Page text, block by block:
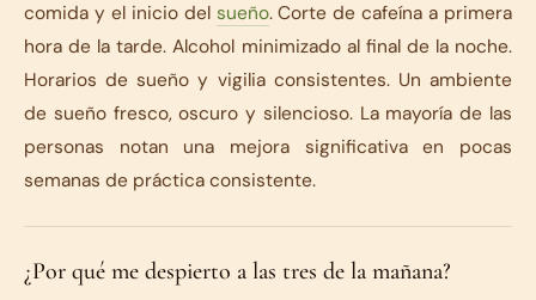
comida y el inicio del sueño. Corte de cafeína a primera
hora de la tarde. Alcohol minimizado al final de la noche.
Horarios de sueño y vigilia consistentes. Un ambiente
de sueño fresco, oscuro y silencioso. La mayoría de las
personas notan una mejora significativa en pocas
semanas de práctica consistente.
¿Por qué me despierto a las tres de la mañana?